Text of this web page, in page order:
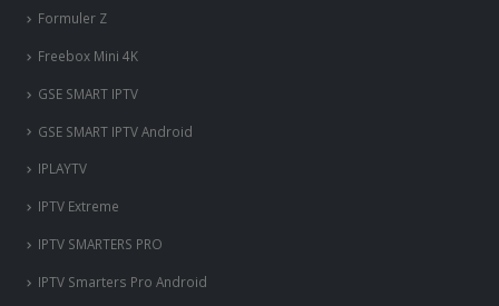
Formuler Z
Freebox Mini 4K
‎GSE SMART IPTV
GSE SMART IPTV Android
IPLAYTV
IPTV Extreme
IPTV SMARTERS PRO
IPTV Smarters Pro Android